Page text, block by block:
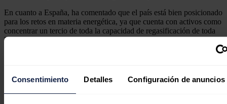
Consentimiento Detalles Configuración de anuncios
En cuanto a España, ha comentado que el país está bien posicionado
para los retos en materia energética, ya que cuenta con activos como
concentrar un tercio de toda la capacidad de regasificación de toda
Europa, si bien ha lamentado que la falta de mayores
Noticias relacionadas